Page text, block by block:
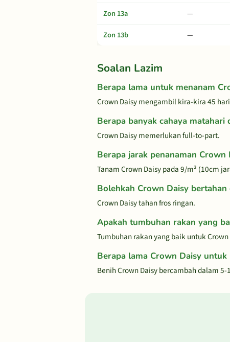
Zon 13a
—
Zon 13b
—
Soalan Lazim
Berapa lama untuk menanam
Crown Daisy mengambil kira-kira 45
Berapa banyak cahaya
Crown Daisy memerlukan full-to-part.
Berapa jarak penanaman Crown
Tanam Crown Daisy pada 9/m² (10cm
Bolehkah Crown Daisy
Crown Daisy tahan fros ringan.
Apakah tumbuhan rakan yang
Tumbuhan rakan yang baik untuk
Berapa lama Crown Daisy untuk
Benih Crown Daisy bercambah dalam